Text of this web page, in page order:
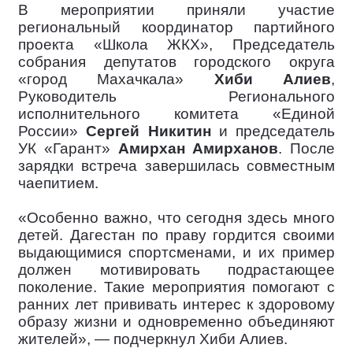
В мероприятии приняли участие
региональный координатор партийного
проекта «Школа ЖКХ», Председатель
собрания депутатов городского округа
«город Махачкала» Хиби Алиев,
Руководитель Регионального
исполнительного комитета «Единой
России»Сергей Никитини председатель
УК «Гарант» Амирхан Амирханов. После
зарядки встреча завершилась совместным
чаепитием.
«Особенно важно, что сегодня здесь много
детей. Дагестан по праву гордится своими
выдающимися спортсменами, и их пример
должен мотивировать подрастающее
поколение. Такие мероприятия помогают с
ранних лет прививать интерес к здоровому
образу жизни и одновременно объединяют
жителей», — подчеркнул Хиби Алиев.